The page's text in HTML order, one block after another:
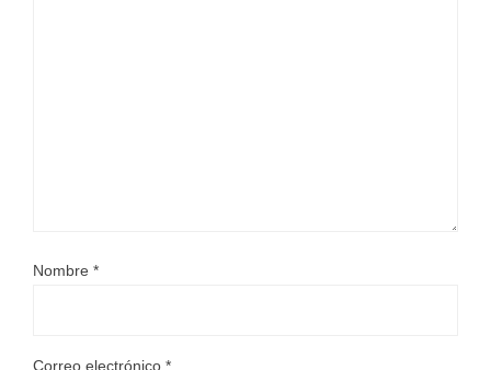
Nombre *
Correo electrónico *